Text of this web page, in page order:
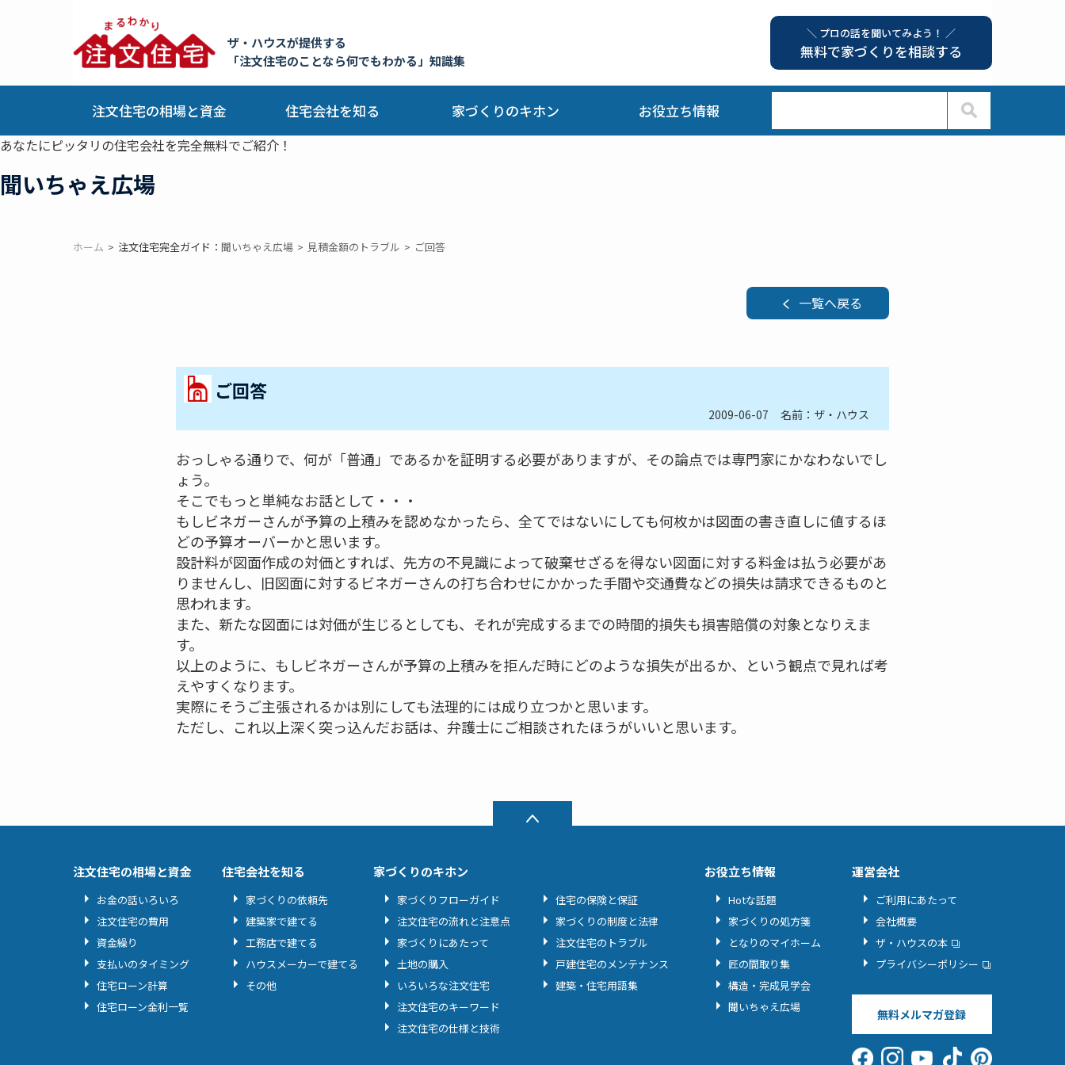
ザ・ハウスが提供する
「注文住宅のことなら何でもわかる」知識集
＼ プロの話を聞いてみよう！ ／
無料で家づくりを相談する
注文住宅の相場と資金 住宅会社を知る 家づくりのキホン お役立ち情報
あなたにピッタリの住宅会社を完全無料でご紹介！
聞いちゃえ広場
ホーム 注文住宅完全ガイド： 聞いちゃえ広場 見積金額のトラブル ご回答
一覧へ戻る
ご回答
2009-06-07 名前：ザ・ハウス
おっしゃる通りで、何が「普通」であるかを証明する必要がありますが、その論点では専門家にかなわないでし
ょう。
そこでもっと単純なお話として・・・
もしビネガーさんが予算の上積みを認めなかったら、全てではないにしても何枚かは図面の書き直しに値するほ
どの予算オーバーかと思います。
設計料が図面作成の対価とすれば、先方の不見識によって破棄せざるを得ない図面に対する料金は払う必要があ
りませんし、旧図面に対するビネガーさんの打ち合わせにかかった手間や交通費などの損失は請求できるものと
思われます。
また、新たな図面には対価が生じるとしても、それが完成するまでの時間的損失も損害賠償の対象となりえま
す。
以上のように、もしビネガーさんが予算の上積みを拒んだ時にどのような損失が出るか、という観点で見れば考
えやすくなります。
実際にそうご主張されるかは別にしても法理的には成り立つかと思います。
ただし、これ以上深く突っ込んだお話は、弁護士にご相談されたほうがいいと思います。
注文住宅の相場と資金
お金の話いろいろ
注文住宅の費用
資金繰り
支払いのタイミング
住宅ローン計算
住宅ローン金利一覧
住宅会社を知る
家づくりの依頼先
建築家で建てる
工務店で建てる
ハウスメーカーで建てる
その他
家づくりのキホン
家づくりフローガイド
注文住宅の流れと注意点
家づくりにあたって
土地の購入
いろいろな注文住宅
注文住宅のキーワード
注文住宅の仕様と技術
住宅の保険と保証
家づくりの制度と法律
注文住宅のトラブル
戸建住宅のメンテナンス
建築・住宅用語集
お役立ち情報
Hotな話題
家づくりの処方箋
となりのマイホーム
匠の間取り集
構造・完成見学会
聞いちゃえ広場
運営会社
ご利用にあたって
会社概要
ザ・ハウスの本
プライバシーポリシー
無料メルマガ登録